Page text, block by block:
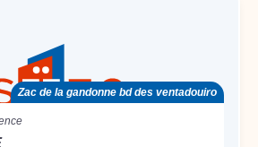
Zac de la gandonne bd des ventadouiro